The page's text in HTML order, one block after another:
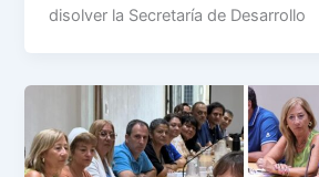
disolver la Secretaría de Desarrollo